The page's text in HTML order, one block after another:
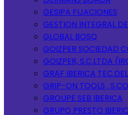
GESIPA FIJACIONES
GESTION INTEGRAL
GLOBAL BOSQ
GOIZPER SOCIEDAD
GOIZPER, S.C.LTDA
GRAF IBERICA
GRIP-ON TOOLS ,
GROUPE SEB IBERICA
GRUPO PRESTO